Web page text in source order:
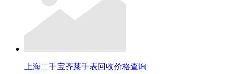
上海二手宝齐莱手表回收价格查询